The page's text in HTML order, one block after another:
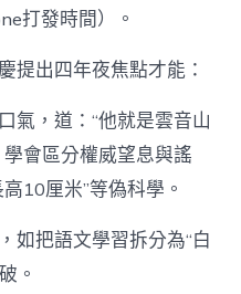
打發時間）。
提出四年夜焦點才能：
氣，道：“他就是雲音山
會區分權威望息與謠
10厘米”等偽科學。
如把語文學習拆分為“白
。